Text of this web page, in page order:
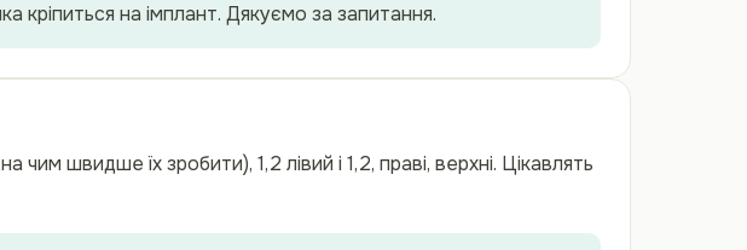
кріпиться на імплант. Дякуємо за запитання.
швидше їх зробити), 1,2 лівий і 1,2, праві, верхні. Цікавлять